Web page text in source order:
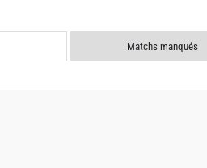
Matchs manqués